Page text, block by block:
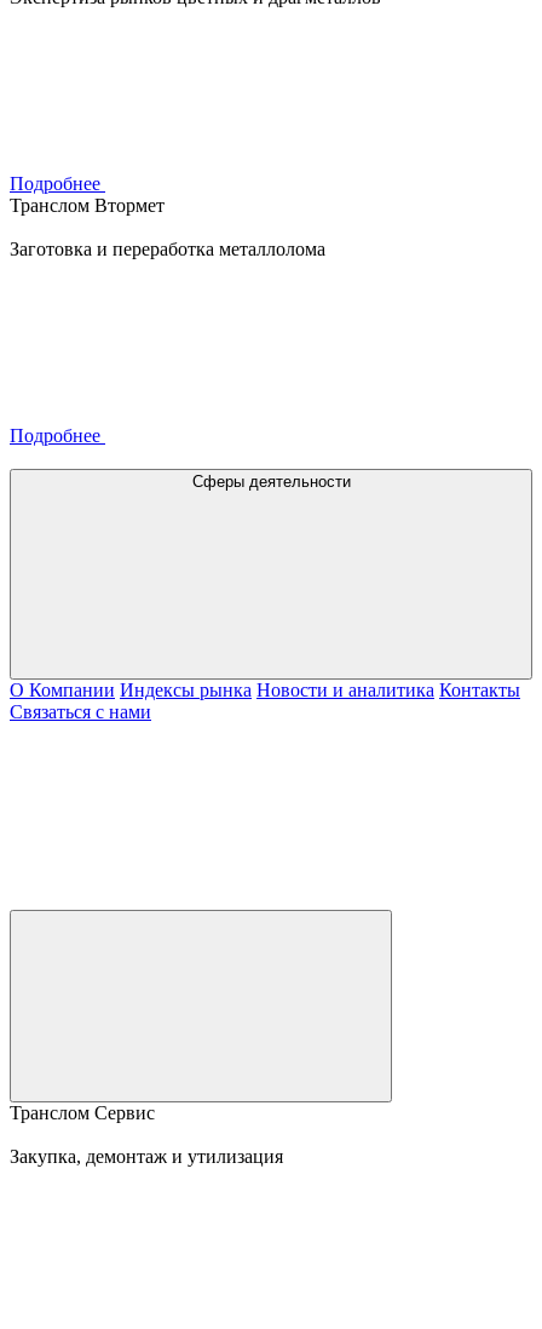
Подробнее
Транслом Втормет
Заготовка и переработка металлолома
Подробнее
Сферы деятельности
О Компании Индексы рынка Новости и аналитика Контакты
Связаться с нами
Транслом Сервис
Закупка, демонтаж и утилизация